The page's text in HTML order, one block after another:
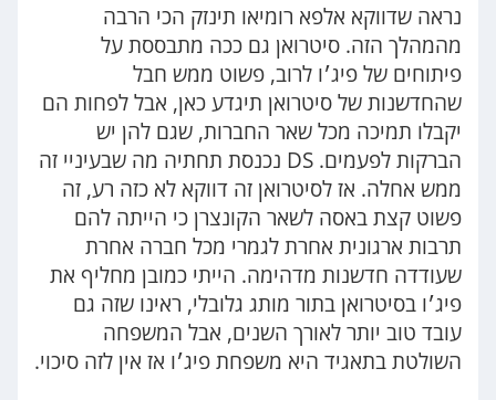
נראה שדווקא אלפא רומיאו תינזק הכי הרבה
מהמהלך הזה. סיטרואן גם ככה מתבססת על
פיתוחים של פיג׳ו לרוב, פשוט ממש חבל
שהחדשנות של סיטרואן תיגדע כאן, אבל לפחות הם
יקבלו תמיכה מכל שאר החברות, שגם להן יש
הברקות לפעמים. DS נכנסת תחתיה מה שבעיניי זה
ממש אחלה. אז לסיטרואן זה דווקא לא כזה רע, זה
פשוט קצת באסה לשאר הקונצרן כי הייתה להם
תרבות ארגונית אחרת לגמרי מכל חברה אחרת
שעודדה חדשנות מדהימה. הייתי כמובן מחליף את
פיג׳ו בסיטרואן בתור מותג גלובלי, ראינו שזה גם
עובד טוב יותר לאורך השנים, אבל המשפחה
השולטת בתאגיד היא משפחת פיג׳ו אז אין לזה סיכוי.